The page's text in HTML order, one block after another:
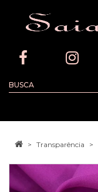
Transparência